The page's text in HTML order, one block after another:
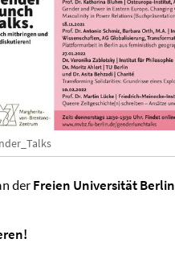
derFreien Universität Berlin